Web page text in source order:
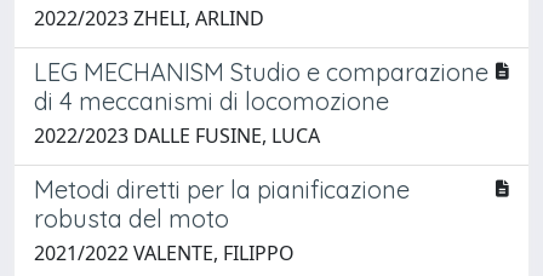
2022/2023 ZHELI, ARLIND
LEG MECHANISM Studio e comparazione
di 4 meccanismi di locomozione
2022/2023 DALLE FUSINE, LUCA
Metodi diretti per la pianificazione
robusta del moto
2021/2022 VALENTE, FILIPPO